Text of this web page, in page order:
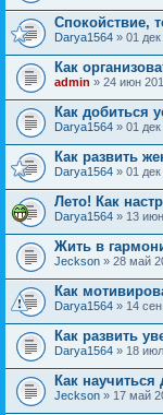
Спокойствие,
Darya1564 » 01
Как
admin » 24 июн
Как добиться
Darya1564 » 01
Как развить
Darya1564 » 01
Лето! Как
Darya1564 » 13
Жить в
Jeckson » 28 май
Как
Darya1564 » 14
Как развить
Darya1564 » 18
Как
Jeckson » 17 май